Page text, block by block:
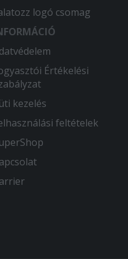
logó csomag
Értékelési
kezelés
feltételek